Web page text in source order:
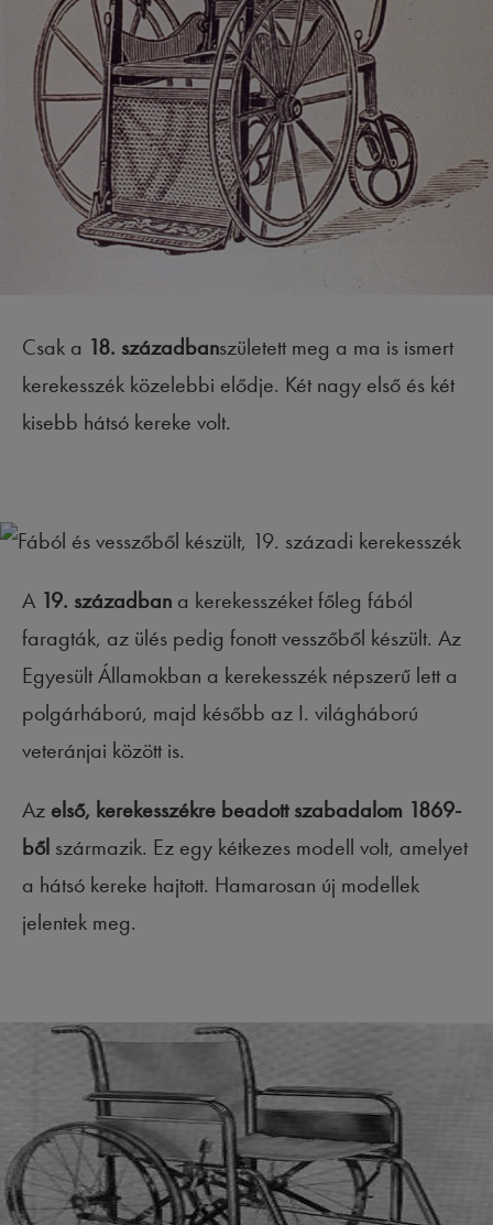
Csak a 18. századbanszületett meg a ma is ismert
kerekesszék közelebbi elődje. Két nagy első és két
kisebb hátsó kereke volt.
A 19. században a kerekesszéket főleg fából
faragták, az ülés pedig fonott vesszőből készült. Az
Egyesült Államokban a kerekesszék népszerű lett a
polgárháború, majd később az I. világháború
veteránjai között is.
Az első, kerekesszékre beadott szabadalom 1869-
ből származik. Ez egy kétkezes modell volt, amelyet
a hátsó kereke hajtott. Hamarosan új modellek
jelentek meg.